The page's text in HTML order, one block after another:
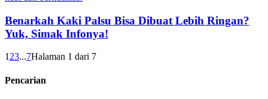
Benarkah Kaki Palsu Bisa Dibuat Lebih Ringan?
Yuk, Simak Infonya!
123...7Halaman 1 dari 7
Pencarian